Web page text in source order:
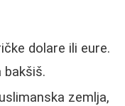
dolare ili eure.
bakšiš.
zemlja,